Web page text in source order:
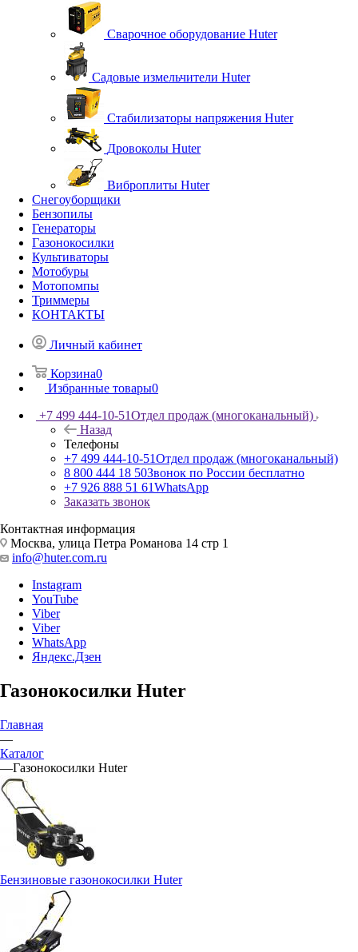
Сварочное оборудование Huter
Садовые измельчители Huter
Стабилизаторы напряжения Huter
Дровоколы Huter
Виброплиты Huter
Снегоуборщики
Бензопилы
Генераторы
Газонокосилки
Культиваторы
Мотобуры
Мотопомпы
Триммеры
КОНТАКТЫ
Личный кабинет
Корзина0
Избранные товары0
+7 499 444-10-51Отдел продаж (многоканальный)
Назад
Телефоны
+7 499 444-10-51Отдел продаж (многоканальный)
8 800 444 18 50Звонок по России бесплатно
+7 926 888 51 61WhatsApp
Заказать звонок
Контактная информация
Москва, улица Петра Романова 14 стр 1
info@huter.com.ru
Instagram
YouTube
Viber
Viber
WhatsApp
Яндекс.Дзен
Газонокосилки Huter
Главная
—
Каталог
—Газонокосилки Huter
Бензиновые газонокосилки Huter